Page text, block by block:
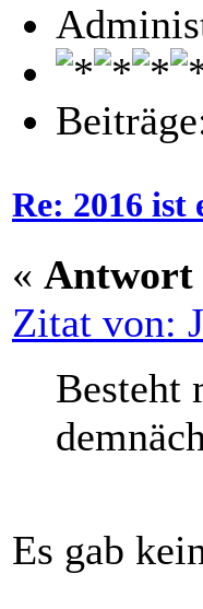
Re: 2016 ist
« Antwort
Zitat von:
Besteht
Es gab